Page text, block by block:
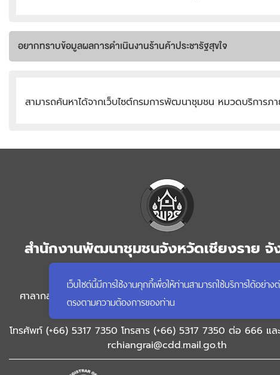
อยากทราบข้อมูลผลการดำเนินงานร้านค้าประชารัฐสุขใจ
สามารถค้นหาได้จากเว็บไซต์กรมการพัฒนาชุมชน หมวดบริการภ
สำนักงานพัฒนาชุมชนจังหวัดเชียงราย จั
ศาลากลางจังหวัดเชียงราย ชั้น 1 ถนนแม่ฟ้าหลวง ตำบลริมกก อำเ
เชียงราย จังหวัดเชียงราย 57100
โทรศัพท์ (+66) 5317 7350 โทรสาร (+66) 5317 7350 ต่อ 666 แล
rchiangrai@cdd.mail.go.th
เว็บไซต์นี้มีการใช้งานคุกกี้เพื่อให้ท่านสามารถใช้บริการได้อย่า
ตรงตามความต้องการของท่าน